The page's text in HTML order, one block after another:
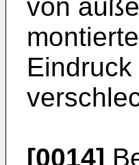
von
[0014]